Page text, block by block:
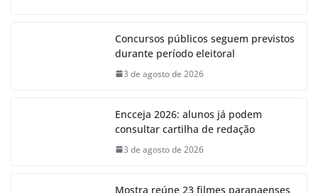
Concursos públicos seguem previstos
durante período eleitoral
3 de agosto de 2026
Encceja 2026: alunos já podem
consultar cartilha de redação
3 de agosto de 2026
Mostra reúne 23 filmes paranaenses